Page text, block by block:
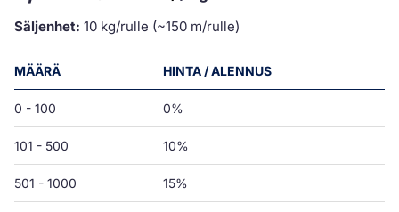
Säljenhet: 10 kg/rulle (~150 m/rulle)
MÄÄRÄ HINTA / ALENNUS
0 - 100 0%
101 - 500 10%
501 - 1000 15%